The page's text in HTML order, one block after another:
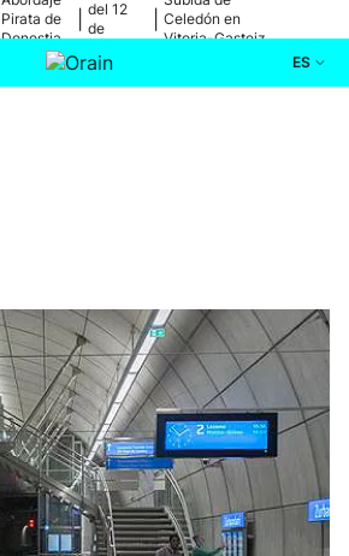
Pirata de
Donostia
del 12
de
Celedón en
Vitoria-Gasteiz
ES
Ikusmiran
Eguraldia